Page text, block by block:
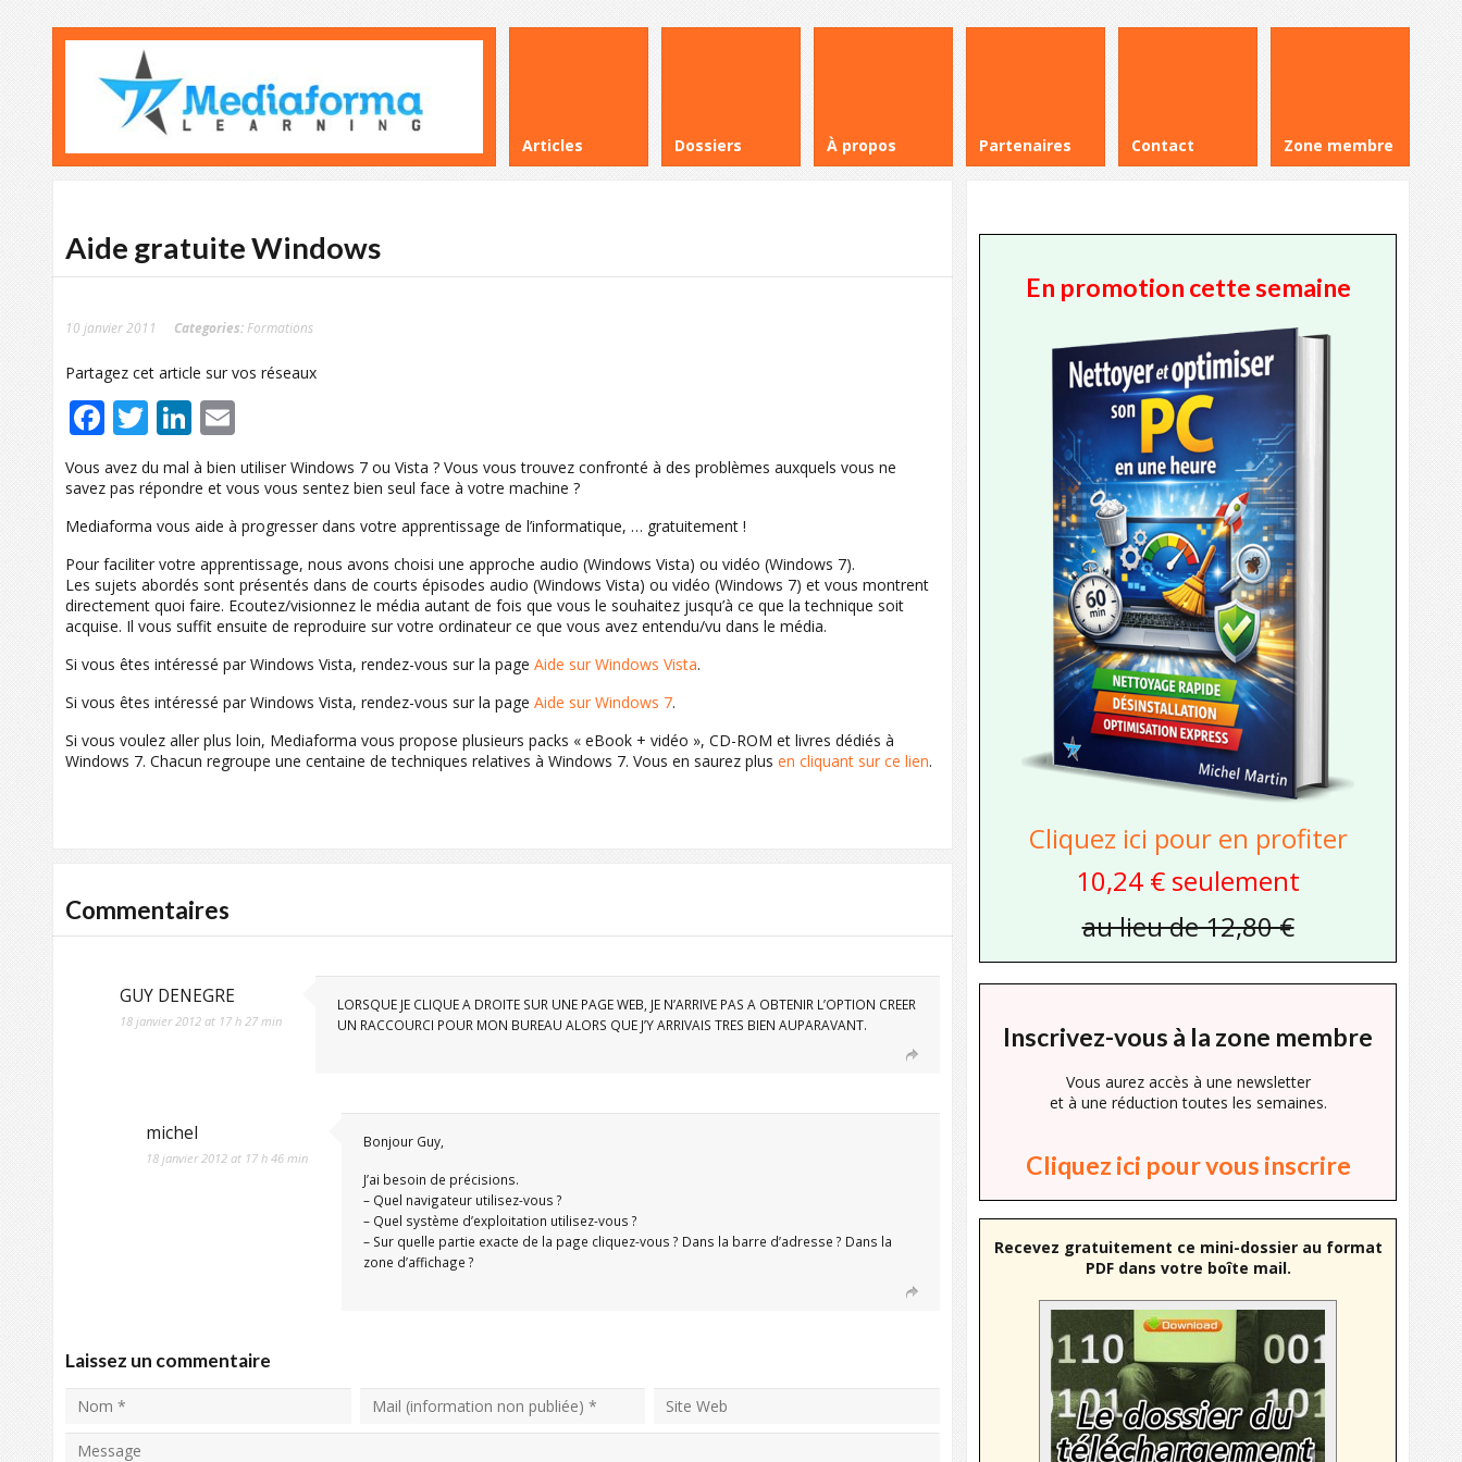
Articles Dossiers À propos Partenaires Contact Zone membre
Aide gratuite Windows
10 janvier 2011 Categories: Formations
Partagez cet article sur vos réseaux
Facebook
TwitterLinkedIn
Vous avez du mal à bien utiliser Windows 7 ou Vista ? Vous vous trouvez confronté à des problèmes auxquels vous ne
savez pas répondre et vous vous sentez bien seul face à votre machine ?
Mediaforma vous aide à progresser dans votre apprentissage de l’informatique, … gratuitement !
Pour faciliter votre apprentissage, nous avons choisi une approche audio (Windows Vista) ou vidéo (Windows 7).
Les sujets abordés sont présentés dans de courts épisodes audio (Windows Vista) ou vidéo (Windows 7) et vous montrent
directement quoi faire. Ecoutez/visionnez le média autant de fois que vous le souhaitez jusqu’à ce que la technique soit
acquise. Il vous suffit ensuite de reproduire sur votre ordinateur ce que vous avez entendu/vu dans le média.
Si vous êtes intéressé par Windows Vista, rendez-vous sur la page Aide sur Windows Vista.
Si vous êtes intéressé par Windows Vista, rendez-vous sur la page Aide sur Windows 7.
Si vous voulez aller plus loin, Mediaforma vous propose plusieurs packs « eBook + vidéo », CD-ROM et livres dédiés à
Windows 7. Chacun regroupe une centaine de techniques relatives à Windows 7. Vous en saurez plus en cliquant sur ce lien.
Commentaires
GUY DENEGRE
18 janvier 2012 at 17 h 27 min
LORSQUE JE CLIQUE A DROITE SUR UNE PAGE WEB, JE N’ARRIVE PAS A OBTENIR L’OPTION CREER
UN RACCOURCI POUR MON BUREAU ALORS QUE J’Y ARRIVAIS TRES BIEN AUPARAVANT.
michel
18 janvier 2012 at 17 h 46 min
Bonjour Guy,
J’ai besoin de précisions.
– Quel navigateur utilisez-vous ?
– Quel système d’exploitation utilisez-vous ?
– Sur quelle partie exacte de la page cliquez-vous ? Dans la barre d’adresse ? Dans la
zone d’affichage ?
Laissez un commentaire
En promotion cette semaine
Cliquez ici pour en profiter
10,24 € seulement
au lieu de 12,80 €
Inscrivez-vous à la zone membre
Vous aurez accès à une newsletter
et à une réduction toutes les semaines.
Cliquez ici pour vous inscrire
Recevez gratuitement ce mini-dossier au format
PDF dans votre boîte mail.